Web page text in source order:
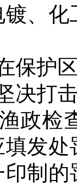
、
保护
决打
政检
发
制